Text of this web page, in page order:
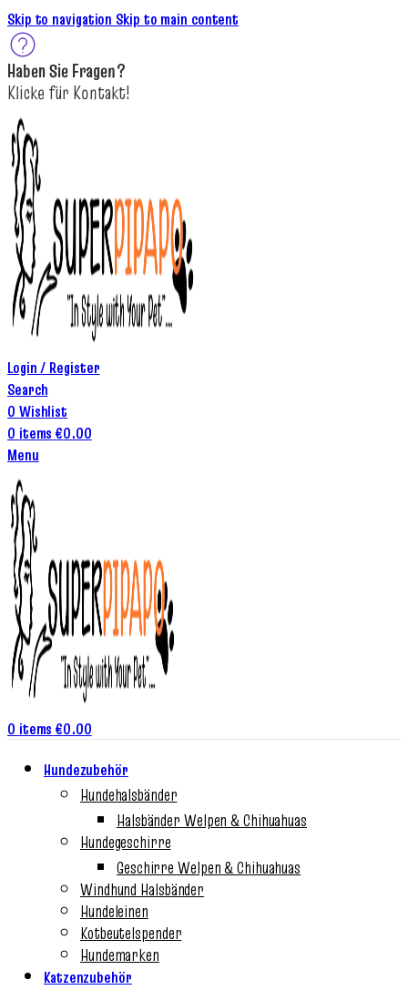
Skip to navigation Skip to main content
Haben SieFragen?
Klicke für Kontakt!
Login / Register
Search
0 Wishlist
0 items €0.00
Menu
0 items €0.00
Hundezubehör
Hundehalsbänder
Halsbänder Welpen & Chihuahuas
Hundegeschirre
Geschirre Welpen & Chihuahuas
Windhund Halsbänder
Hundeleinen
Kotbeutelspender
Hundemarken
Katzenzubehör